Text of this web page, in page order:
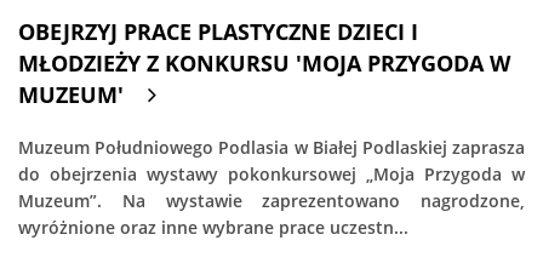
OBEJRZYJ PRACE PLASTYCZNE DZIECI I
MŁODZIEŻY Z KONKURSU 'MOJA PRZYGODA W
MUZEUM'
Muzeum Południowego Podlasia w Białej Podlaskiej zaprasza
do obejrzenia wystawy pokonkursowej „Moja Przygoda w
Muzeum”. Na wystawie zaprezentowano nagrodzone,
wyróżnione oraz inne wybrane prace uczestn...